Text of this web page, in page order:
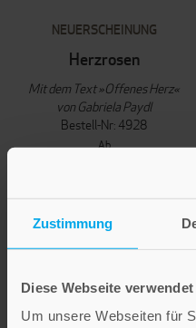
Zustimmung
Diese Webseite
Um unsere Webseiten für
NEUERSCHEINUNG
Herzrosen
Mit dem Text »Offenes Herz«
von Gabriela Paydl
Bestell-Nr: 4928
Ab
IN DEN WARENKORB